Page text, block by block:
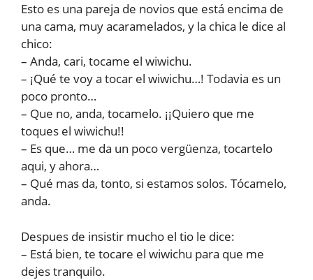
Esto es una pareja de novios que está encima de
una cama, muy acaramelados, y la chica le dice al
chico:
– Anda, cari, tocame el wiwichu.
– ¡Qué te voy a tocar el wiwichu…! Todavia es un
poco pronto…
– Que no, anda, tocamelo. ¡¡Quiero que me
toques el wiwichu!!
– Es que… me da un poco vergüenza, tocartelo
aqui, y ahora…
– Qué mas da, tonto, si estamos solos. Tócamelo,
anda.
Despues de insistir mucho el tio le dice:
– Está bien, te tocare el wiwichu para que me
dejes tranquilo.